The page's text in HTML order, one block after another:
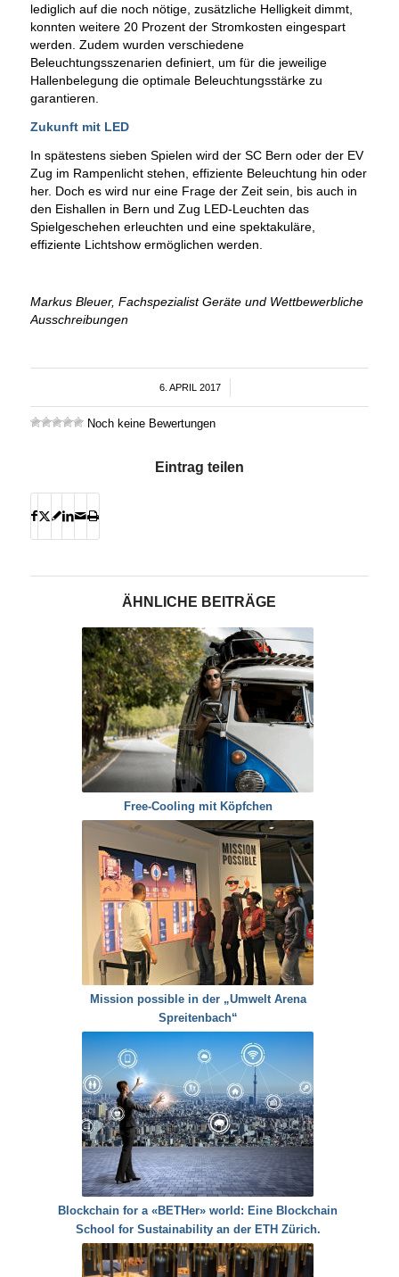
lediglich auf die noch nötige, zusätzliche Helligkeit dimmt,
konnten weitere 20 Prozent der Stromkosten eingespart
werden. Zudem wurden verschiedene
Beleuchtungsszenarien definiert, um für die jeweilige
Hallenbelegung die optimale Beleuchtungsstärke zu
garantieren.
Zukunft mit LED
In spätestens sieben Spielen wird der SC Bern oder der EV
Zug im Rampenlicht stehen, effiziente Beleuchtung hin oder
her. Doch es wird nur eine Frage der Zeit sein, bis auch in
den Eishallen in Bern und Zug LED-Leuchten das
Spielgeschehen erleuchten und eine spektakuläre,
effiziente Lichtshow ermöglichen werden.
Markus Bleuer, Fachspezialist Geräte und Wettbewerbliche
Ausschreibungen
6. APRIL 2017
/
Noch keine Bewertungen
Eintrag teilen
ÄHNLICHE BEITRÄGE
Free-Cooling mit Köpfchen
Mission possible in der „Umwelt Arena
Spreitenbach“
Blockchain for a «BETHer» world: Eine Blockchain
School for Sustainability an der ETH Zürich.